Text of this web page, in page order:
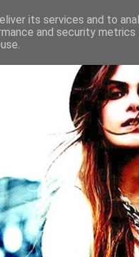
its services and to
and security